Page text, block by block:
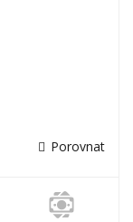
Porovnat